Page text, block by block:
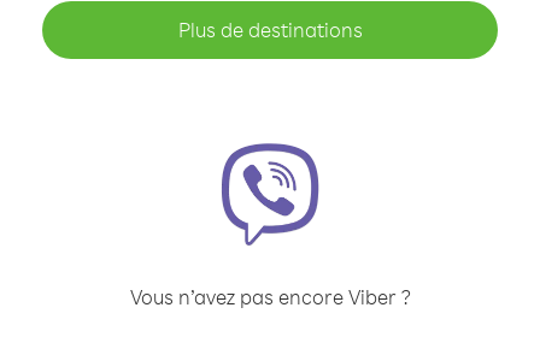
Plus de destinations
Vous n’avez pas encore Viber ?